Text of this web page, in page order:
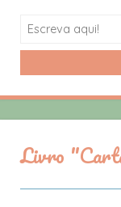
Search
Livro